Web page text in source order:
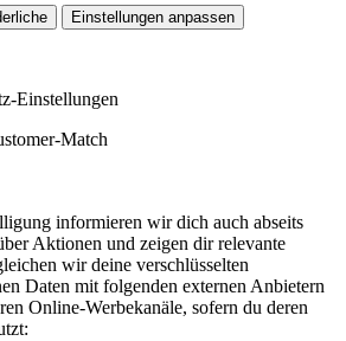
Einstellungen anpassen
Einstellungen
Match
informieren wir dich auch abseits
Aktionen und zeigen dir relevante
wir deine verschlüsselten
Daten mit folgenden externen Anbietern
Online-Werbekanäle, sofern du deren